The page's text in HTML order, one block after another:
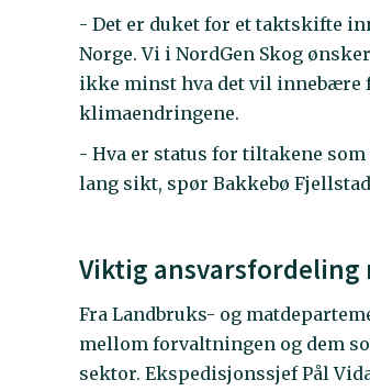
- Det er duket for et taktskifte
Norge. Vi i NordGen Skog
ikke minst hva det vil innebære
klimaendringene.
- Hva er status for tiltakene
lang sikt, spør Bakkebø
Viktig
Fra Landbruks- og
mellom forvaltningen og dem
sektor. Ekspedisjonssjef Pål